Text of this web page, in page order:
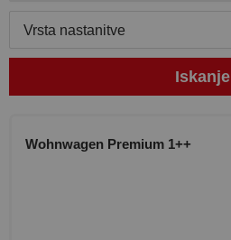
Vrsta nastanitve
Iskanje
Wohnwagen Premium 1++